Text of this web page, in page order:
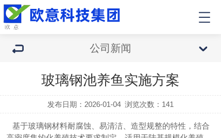
公司新闻
玻璃钢池养鱼实施方案
发布日期：2026-01-04 浏览次数： 141
基于玻璃钢材料耐腐蚀、易清洁、造型规整的特性，结合